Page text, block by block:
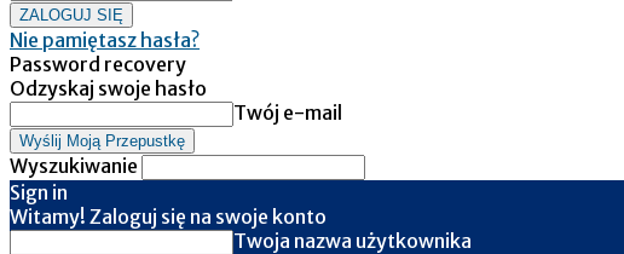
Nie pamiętasz hasła?
Password recovery
Odzyskaj swoje hasło
Twój e-mail
Wyszukiwanie
Sign in
Witamy! Zaloguj się na swoje konto
Twoja nazwa użytkownika